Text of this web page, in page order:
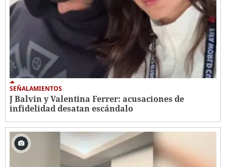
SEÑALAMIENTOS
J Balvin y Valentina Ferrer: acusaciones de
infidelidad desatan escándalo